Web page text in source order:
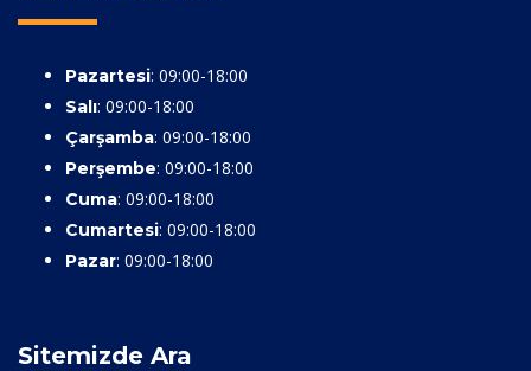
Pazartesi: 09:00-18:00
Salı: 09:00-18:00
Çarşamba: 09:00-18:00
Perşembe: 09:00-18:00
Cuma: 09:00-18:00
Cumartesi: 09:00-18:00
Pazar: 09:00-18:00
Sitemizde Ara